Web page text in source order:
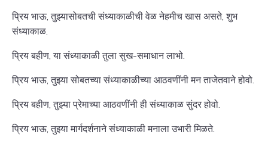
प्रिय भाऊ, तुझ्यासोबतची संध्याकाळीची वेळ नेहमीच खास असते, शुभ
संध्याकाळ.
प्रिय बहीण, या संध्याकाळी तुला सुख-समाधान लाभो.
प्रिय भाऊ, तुझ्या सोबतच्या संध्याकाळीच्या आठवणींनी मन ताजेतवाने होवो.
प्रिय बहीण, तुझ्या प्रेमाच्या आठवणींनी ही संध्याकाळ सुंदर होवो.
प्रिय भाऊ, तुझ्या मार्गदर्शनाने संध्याकाळी मनाला उभारी मिळते.